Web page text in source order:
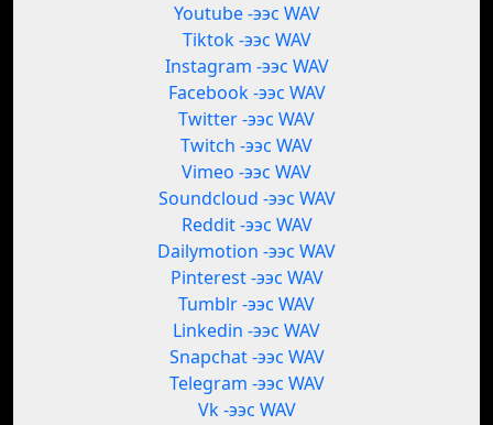
Youtube -ээс WAV
Tiktok -ээс WAV
Instagram -ээс WAV
Facebook -ээс WAV
Twitter -ээс WAV
Twitch -ээс WAV
Vimeo -ээс WAV
Soundcloud -ээс WAV
Reddit -ээс WAV
Dailymotion -ээс WAV
Pinterest -ээс WAV
Tumblr -ээс WAV
Linkedin -ээс WAV
Snapchat -ээс WAV
Telegram -ээс WAV
Vk -ээс WAV